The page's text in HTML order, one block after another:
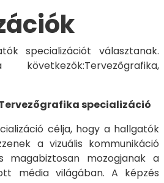
specializációt választanak.
specializáció
célja, hogy a hallgatók
a vizuális kommunikáció
magabiztosan mozogjanak a
média világában. A képzés